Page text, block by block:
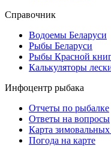
Справочник
Водоемы Беларуси
Рыбы Беларуси
Рыбы Красной
Калькуляторы
Инфоцентр рыбака
Отчеты по рыбалке
Ответы на вопросы
Карта
Погода на карте